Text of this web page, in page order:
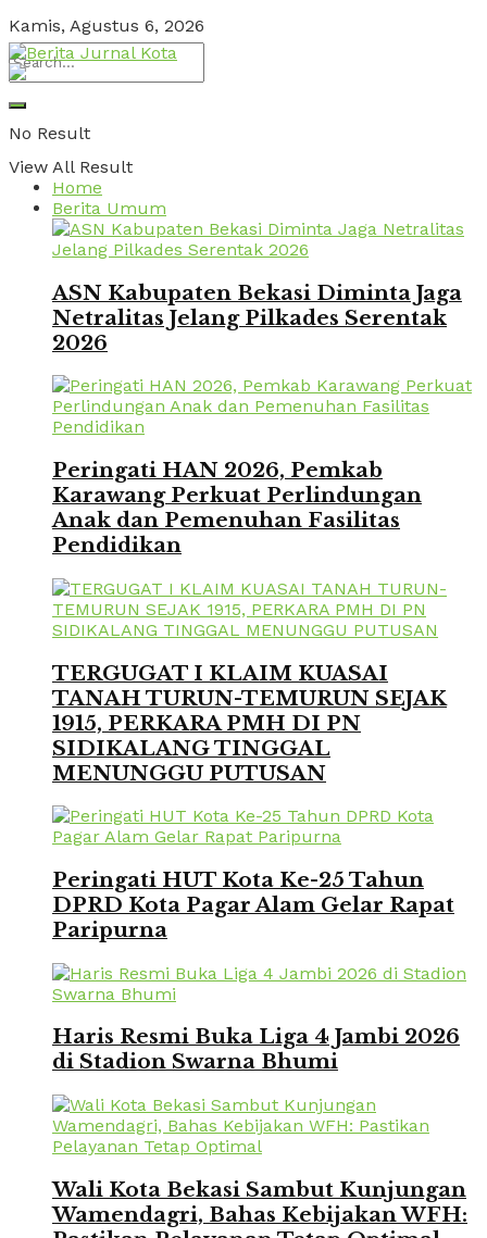
Kamis, Agustus 6, 2026
No Result
View All Result
Home
Berita Umum
ASN Kabupaten Bekasi Diminta Jaga
Netralitas Jelang Pilkades Serentak
2026
Peringati HAN 2026, Pemkab
Karawang Perkuat Perlindungan
Anak dan Pemenuhan Fasilitas
Pendidikan
TERGUGAT I KLAIM KUASAI
TANAH TURUN-TEMURUN SEJAK
1915, PERKARA PMH DI PN
SIDIKALANG TINGGAL
MENUNGGU PUTUSAN
Peringati HUT Kota Ke-25 Tahun
DPRD Kota Pagar Alam Gelar Rapat
Paripurna
Haris Resmi Buka Liga 4 Jambi 2026
di Stadion Swarna Bhumi
Wali Kota Bekasi Sambut Kunjungan
Wamendagri, Bahas Kebijakan WFH: